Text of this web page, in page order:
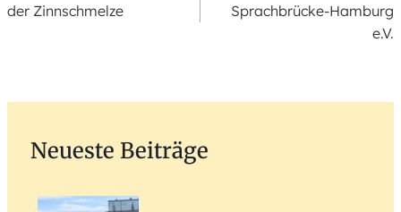
der Zinnschmelze
Sprachbrücke-Hamburg
e.V.
Neueste Beiträge